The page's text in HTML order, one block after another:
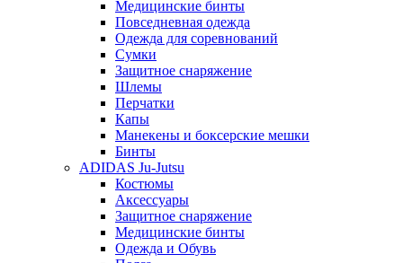
Медицинские бинты
Повседневная одежда
Одежда для соревнований
Сумки
Защитное снаряжение
Шлемы
Перчатки
Капы
Манекены и боксерские мешки
Бинты
ADIDAS Ju-Jutsu
Костюмы
Аксессуары
Защитное снаряжение
Медицинские бинты
Одежда и Обувь